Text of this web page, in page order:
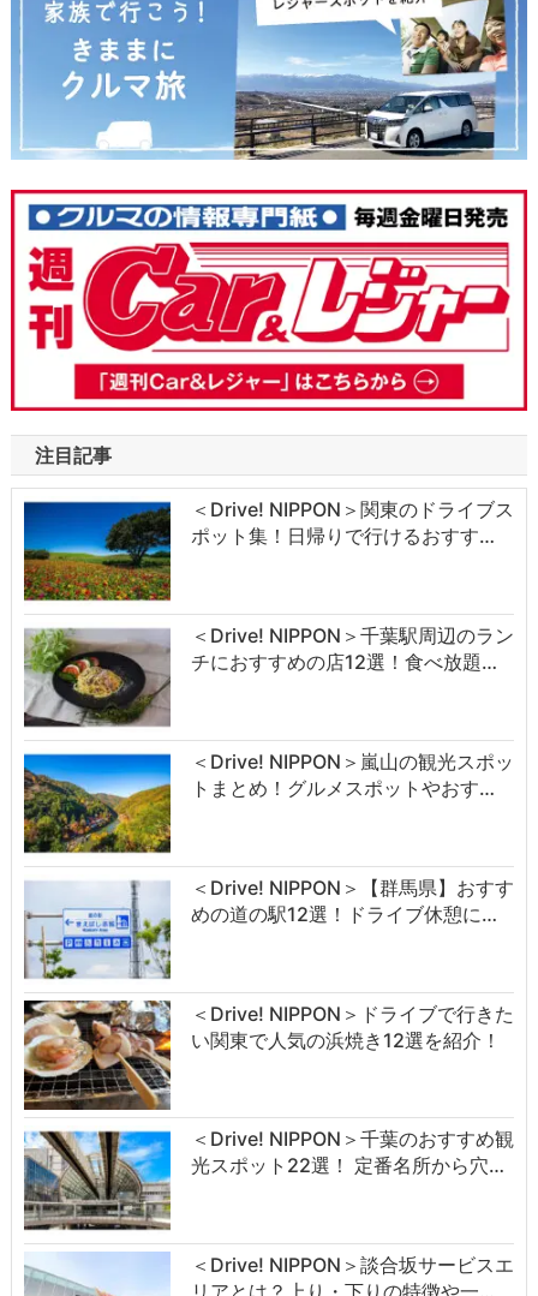
注目記事
＜Drive! NIPPON＞関東のドライブス
ポット集！日帰りで行けるおすす…
＜Drive! NIPPON＞千葉駅周辺のラン
チにおすすめの店12選！食べ放題…
＜Drive! NIPPON＞嵐山の観光スポッ
トまとめ！グルメスポットやおす…
＜Drive! NIPPON＞【群馬県】おすす
めの道の駅12選！ドライブ休憩に…
＜Drive! NIPPON＞ドライブで行きた
い関東で人気の浜焼き12選を紹介！
＜Drive! NIPPON＞千葉のおすすめ観
光スポット22選！ 定番名所から穴…
＜Drive! NIPPON＞談合坂サービスエ